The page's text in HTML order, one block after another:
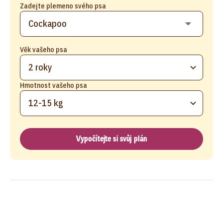
Zadejte plemeno svého psa
Věk vašeho psa
2 roky
Hmotnost vašeho psa
12-15 kg
Vypočítejte si svůj plán